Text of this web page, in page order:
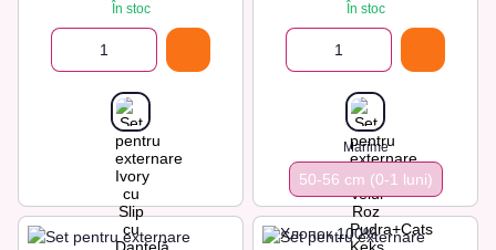
În stoc În stoc
Marime
50-56 cm (0-1 luni)